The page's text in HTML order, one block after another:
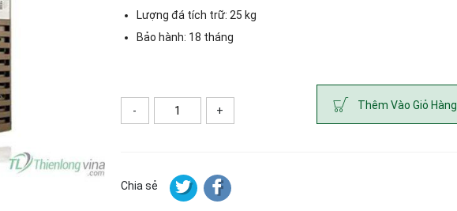
Lượng đá tích trữ: 25 kg
Bảo hành: 18 tháng
- + Thêm Vào Giỏ Hàng
Chia sẻ